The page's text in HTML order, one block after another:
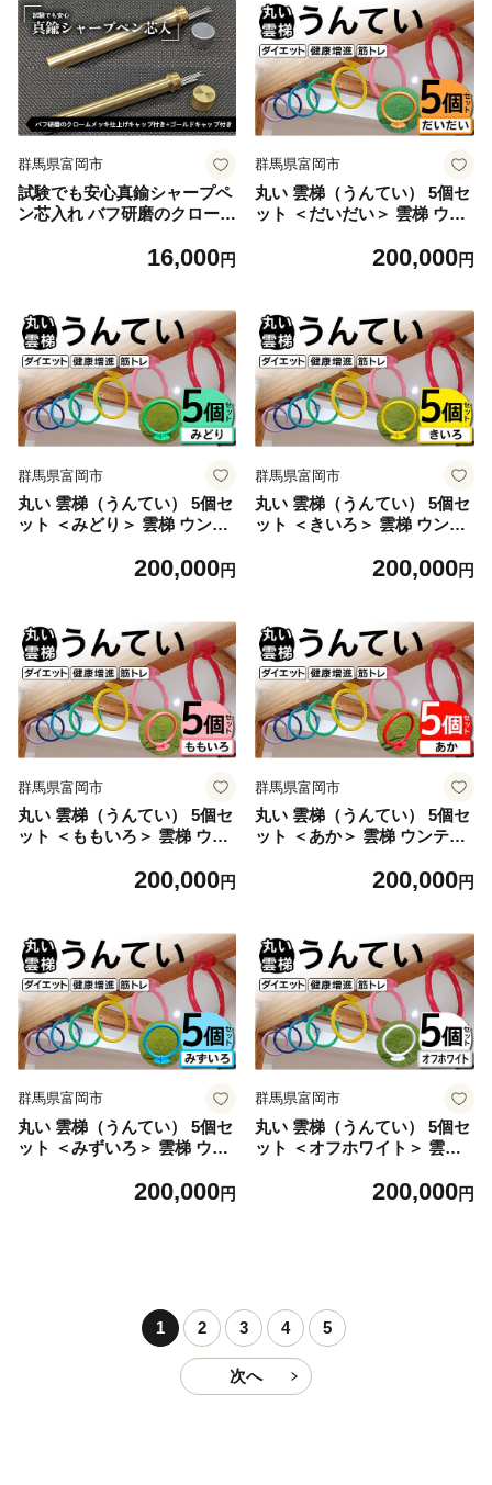
群馬県富岡市
試験でも安心真鍮シャープペ
ン芯入れ バフ研磨のクローム
ゴールドキャップ付き セット
16,000円
群馬県富岡市
丸い 雲梯（うんてい） 5個セ
ット ＜だいだい＞ 雲梯 ウン
ト 筋トレ F21E-274200,000円
群馬県富岡市
丸い 雲梯（うんてい） 5個セ
ット ＜みどり＞ 雲梯 ウンテ
筋トレ F21E-275200,000円
群馬県富岡市
丸い 雲梯（うんてい） 5個セ
ット ＜きいろ＞ 雲梯 ウンテ
筋トレ F21E-276200,000円
群馬県富岡市
丸い 雲梯（うんてい） 5個セ
ット ＜ももいろ＞ 雲梯 ウン
ト 筋トレ F21E-277200,000円
群馬県富岡市
丸い 雲梯（うんてい） 5個セ
ット ＜あか＞ 雲梯 ウンテイ
200,000円
群馬県富岡市
丸い 雲梯（うんてい） 5個セ
ット ＜みずいろ＞ 雲梯 ウン
ト 筋トレ F21E-279200,000円
群馬県富岡市
丸い 雲梯（うんてい） 5個セ
ット ＜オフホワイト＞ 雲梯
エット 筋トレ F21E-280
200,000円
1 2 3 4 5
次へ